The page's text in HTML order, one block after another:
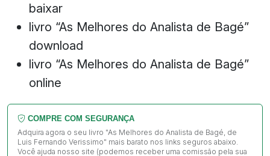
baixar
livro “As Melhores do Analista de Bagé”
download
livro “As Melhores do Analista de Bagé”
online
COMPRE COM SEGURANÇA
Adquira agora o seu livro "As Melhores do Analista de Bagé, de
Luis Fernando Verissimo" mais barato nos links seguros abaixo.
Você ajuda nosso site (podemos receber uma comissão pela sua